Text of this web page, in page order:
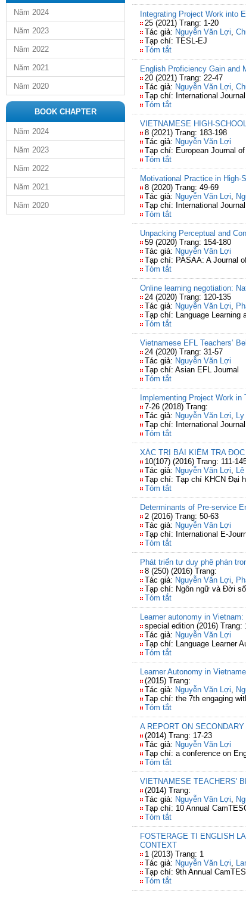
Năm 2024
Năm 2023
Năm 2022
Năm 2021
Năm 2020
BOOK CHAPTER
Năm 2024
Năm 2023
Năm 2022
Năm 2021
Năm 2020
Integrating Project Work into
25 (2021) Trang: 1-20
Tác giả: Nguyễn Văn Lợi,
Tạp chí: TESL-EJ
Tóm tắt
English Proficiency Gain and
20 (2021) Trang: 22-47
Tác giả: Nguyễn Văn Lợi,
Tạp chí: International
Tóm tắt
VIETNAMESE HIGH-
8 (2021) Trang: 183-198
Tác giả: Nguyễn Văn Lợi
Tạp chí: European Journal
Tóm tắt
Motivational Practice in High-
8 (2020) Trang: 49-69
Tác giả: Nguyễn Văn Lợi,
Tạp chí: International
Tóm tắt
Unpacking Perceptual and
59 (2020) Trang: 154-180
Tác giả: Nguyễn Văn Lợi
Tạp chí: PASAA: A Journal
Tóm tắt
Online learning negotiation:
24 (2020) Trang: 120-135
Tác giả: Nguyễn Văn Lợi,
Tạp chí: Language Learning
Tóm tắt
Vietnamese EFL Teachers’
24 (2020) Trang: 31-57
Tác giả: Nguyễn Văn Lợi
Tạp chí: Asian EFL Journal
Tóm tắt
Implementing Project Work
7-26 (2018) Trang:
Tác giả: Nguyễn Văn Lợi,
Tạp chí: International
Tóm tắt
XÁC TRỊ BÀI KIỂM TRA ĐỌC
10(107) (2016) Trang: 111-
Tác giả: Nguyễn Văn Lợi,
Tạp chí: Tạp chí KHCN Đại
Tóm tắt
Determinants of Pre-service
2 (2016) Trang: 50-63
Tác giả: Nguyễn Văn Lợi
Tạp chí: International E-
Tóm tắt
Phát triển tư duy phê phán
8 (250) (2016) Trang:
Tác giả: Nguyễn Văn Lợi,
Tạp chí: Ngôn ngữ và Đời
Tóm tắt
Learner autonomy in
special edition (2016) Trang:
Tác giả: Nguyễn Văn Lợi
Tạp chí: Language Learner
Tóm tắt
Learner Autonomy in
(2015) Trang:
Tác giả: Nguyễn Văn Lợi,
Tạp chí: the 7th engaging
Tóm tắt
A REPORT ON
(2014) Trang: 17-23
Tác giả: Nguyễn Văn Lợi
Tạp chí: a conference on
Tóm tắt
VIETNAMESE TEACHERS'
(2014) Trang:
Tác giả: Nguyễn Văn Lợi,
Tạp chí: 10 Annual
Tóm tắt
FOSTERAGE TI ENGLISH
CONTEXT
1 (2013) Trang: 1
Tác giả: Nguyễn Văn Lợi,
Tạp chí: 9th Annual
Tóm tắt